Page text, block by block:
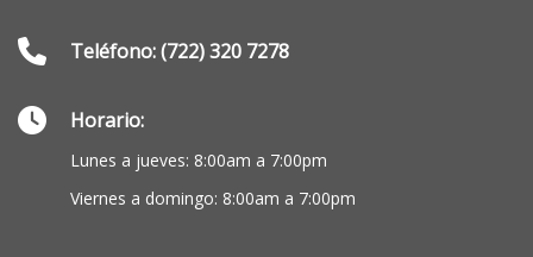
Teléfono: (722) 320 7278
Horario:
Lunes a jueves: 8:00am a 7:00pm
Viernes a domingo: 8:00am a 7:00pm